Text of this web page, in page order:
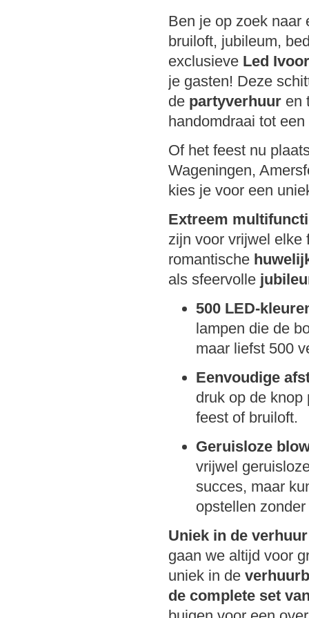
Ben je op zoek naar
bruiloft, jubileum,
exclusieve Led
je gasten! Deze
de partyverhuur en
handomdraai tot
Of het feest nu
Wageningen,
kies je voor een
Extreem
zijn voor vrijwel
romantische
als sfeervolle
500 LED-
lampen die de
maar liefst 500
Eenvoudige
druk op de knop
feest of bruiloft.
Geruisloze
vrijwel
succes, maar
opstellen
Uniek in de
gaan we altijd voor
uniek in de
de complete set